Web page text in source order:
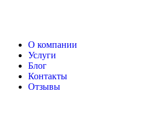
О компании
Услуги
Блог
Контакты
Отзывы